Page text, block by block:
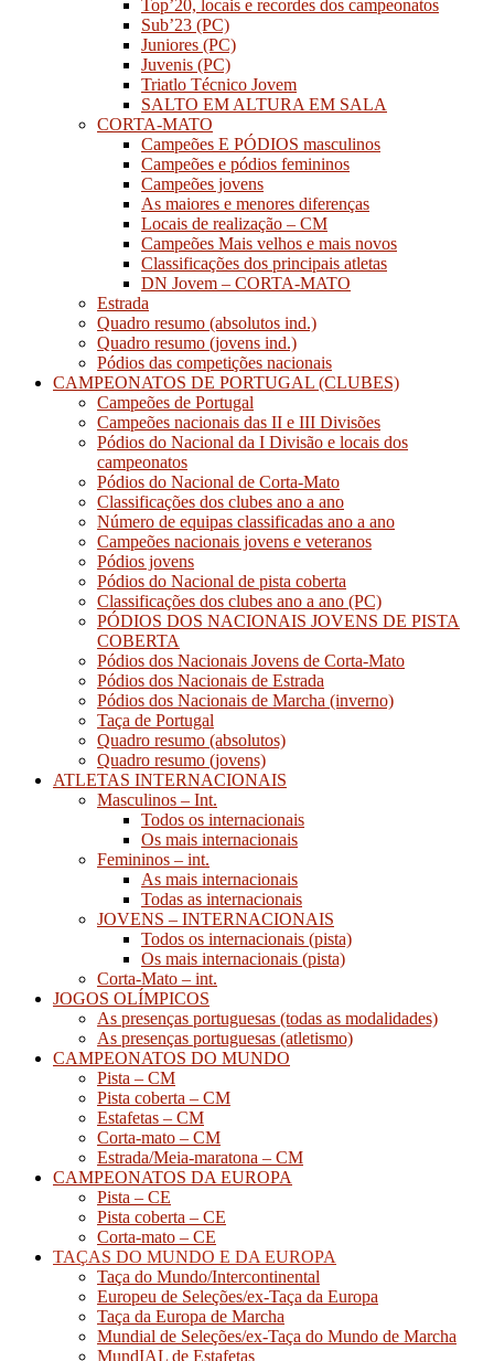
Top’20, locais e recordes dos campeonatos
Sub’23 (PC)
Juniores (PC)
Juvenis (PC)
Triatlo Técnico Jovem
SALTO EM ALTURA EM SALA
CORTA-MATO
Campeões E PÓDIOS masculinos
Campeões e pódios femininos
Campeões jovens
As maiores e menores diferenças
Locais de realização – CM
Campeões Mais velhos e mais novos
Classificações dos principais atletas
DN Jovem – CORTA-MATO
Estrada
Quadro resumo (absolutos ind.)
Quadro resumo (jovens ind.)
Pódios das competições nacionais
CAMPEONATOS DE PORTUGAL (CLUBES)
Campeões de Portugal
Campeões nacionais das II e III Divisões
Pódios do Nacional da I Divisão e locais dos
campeonatos
Pódios do Nacional de Corta-Mato
Classificações dos clubes ano a ano
Número de equipas classificadas ano a ano
Campeões nacionais jovens e veteranos
Pódios jovens
Pódios do Nacional de pista coberta
Classificações dos clubes ano a ano (PC)
PÓDIOS DOS NACIONAIS JOVENS DE PISTA
COBERTA
Pódios dos Nacionais Jovens de Corta-Mato
Pódios dos Nacionais de Estrada
Pódios dos Nacionais de Marcha (inverno)
Taça de Portugal
Quadro resumo (absolutos)
Quadro resumo (jovens)
ATLETAS INTERNACIONAIS
Masculinos – Int.
Todos os internacionais
Os mais internacionais
Femininos – int.
As mais internacionais
Todas as internacionais
JOVENS – INTERNACIONAIS
Todos os internacionais (pista)
Os mais internacionais (pista)
Corta-Mato – int.
JOGOS OLÍMPICOS
As presenças portuguesas (todas as modalidades)
As presenças portuguesas (atletismo)
CAMPEONATOS DO MUNDO
Pista – CM
Pista coberta – CM
Estafetas – CM
Corta-mato – CM
Estrada/Meia-maratona – CM
CAMPEONATOS DA EUROPA
Pista – CE
Pista coberta – CE
Corta-mato – CE
TAÇAS DO MUNDO E DA EUROPA
Taça do Mundo/Intercontinental
Europeu de Seleções/ex-Taça da Europa
Taça da Europa de Marcha
Mundial de Seleções/ex-Taça do Mundo de Marcha
MundIAL de Estafetas